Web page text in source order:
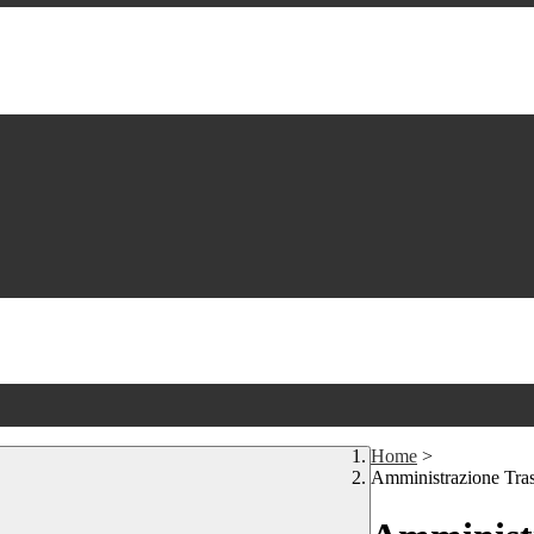
Home >
Amministrazione